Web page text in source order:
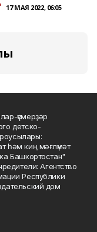
17 МАЯ 2022, 06:05
үҫмерҙәр
детско-
һәм киң мәғлүмәт
Башкортостан"
Агентство
Республики
дом